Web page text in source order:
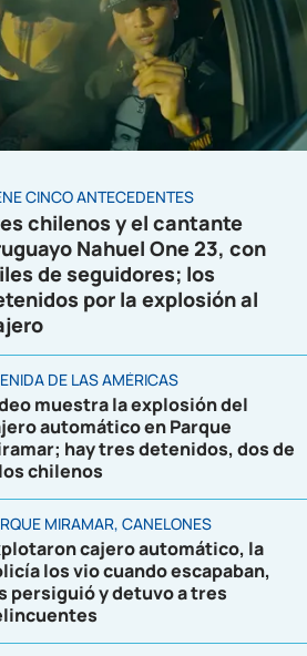
CINCO ANTECEDENTES
chilenos y el cantante
Nahuel One 23, con
de seguidores; los
por la explosión al
DE LAS AMÉRICAS
muestra la explosión del
automático en Parque
hay tres detenidos, dos de
chilenos
MIRAMAR, CANELONES
cajero automático, la
los vio cuando escapaban,
persiguió y detuvo a tres